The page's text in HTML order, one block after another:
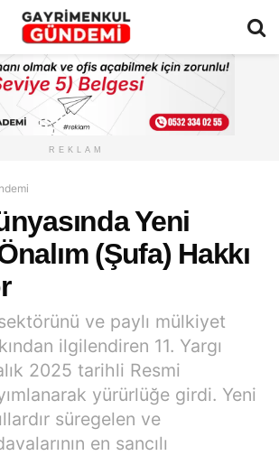
REKLAM
Yeni
(Şufa) Hakkı
ve paylı mülkiyet
ilgilendiren 11. Yargı
2025 tarihli Resmi
yürürlüğe girdi. Yeni
süregelen ve
en sancılı